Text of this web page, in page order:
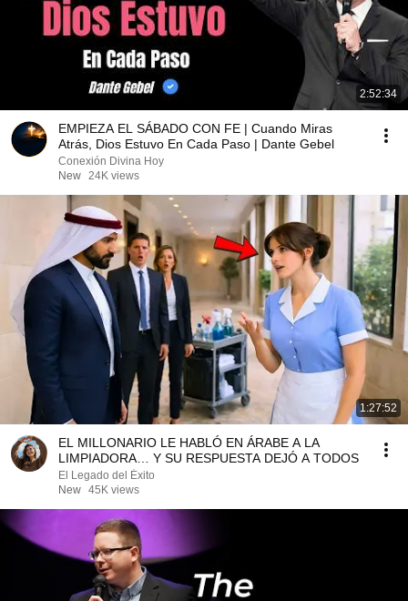
2:52:34
EMPIEZA EL SÁBADO CON FE | Cuando Miras
Atrás, Dios Estuvo En Cada Paso | Dante Gebel
Conexión Divina Hoy
New 24K views
1:27:52
EL MILLONARIO LE HABLÓ EN ÁRABE A LA
LIMPIADORA… Y SU RESPUESTA DEJÓ A TODOS
El Legado del Éxito
New 45K views